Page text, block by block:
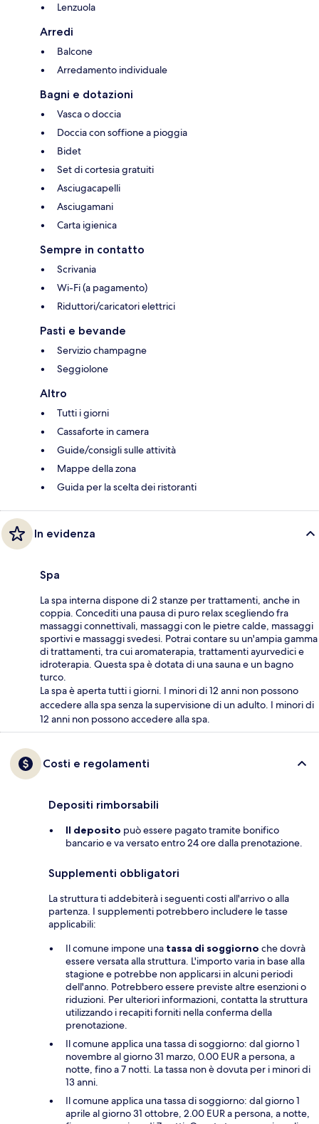
Lenzuola
Arredi
Balcone
Arredamento individuale
Bagni e dotazioni
Vasca o doccia
Doccia con soffione a pioggia
Bidet
Set di cortesia gratuiti
Asciugacapelli
Asciugamani
Carta igienica
Sempre in contatto
Scrivania
Wi-Fi (a pagamento)
Riduttori/caricatori elettrici
Pasti e bevande
Servizio champagne
Seggiolone
Altro
Tutti i giorni
Cassaforte in camera
Guide/consigli sulle attività
Mappe della zona
Guida per la scelta dei ristoranti
In evidenza
Spa
La spa interna dispone di 2 stanze per trattamenti, anche in
coppia. Concediti una pausa di puro relax scegliendo fra
massaggi connettivali, massaggi con le pietre calde, massaggi
sportivi e massaggi svedesi. Potrai contare su un'ampia gamma
di trattamenti, tra cui aromaterapia, trattamenti ayurvedici e
idroterapia. Questa spa è dotata di una sauna e un bagno
turco.
La spa è aperta tutti i giorni. I minori di 12 anni non possono
accedere alla spa senza la supervisione di un adulto. I minori di
12 anni non possono accedere alla spa.
Costi e regolamenti
Depositi rimborsabili
Il deposito può essere pagato tramite bonifico
bancario e va versato entro 24 ore dalla prenotazione.
Supplementi obbligatori
La struttura ti addebiterà i seguenti costi all'arrivo o alla
partenza. I supplementi potrebbero includere le tasse
applicabili:
Il comune impone una tassa di soggiorno che dovrà
essere versata alla struttura. L'importo varia in base alla
stagione e potrebbe non applicarsi in alcuni periodi
dell'anno. Potrebbero essere previste altre esenzioni o
riduzioni. Per ulteriori informazioni, contatta la struttura
utilizzando i recapiti forniti nella conferma della
prenotazione.
Il comune applica una tassa di soggiorno: dal giorno 1
novembre al giorno 31 marzo, 0.00 EUR a persona, a
notte, fino a 7 notti. La tassa non è dovuta per i minori di
13 anni.
Il comune applica una tassa di soggiorno: dal giorno 1
aprile al giorno 31 ottobre, 2.00 EUR a persona, a notte,